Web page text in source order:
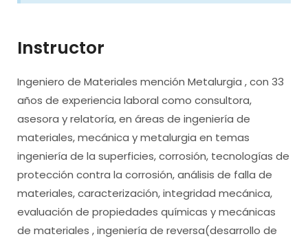
Instructor
Ingeniero de Materiales mención Metalurgia , con 33
años de experiencia laboral como consultora,
asesora y relatoría, en áreas de ingeniería de
materiales, mecánica y metalurgia en temas
ingeniería de la superficies, corrosión, tecnologías de
protección contra la corrosión, análisis de falla de
materiales, caracterización, integridad mecánica,
evaluación de propiedades químicas y mecánicas
de materiales , ingeniería de reversa(desarrollo de